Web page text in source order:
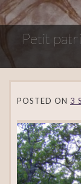
Petit
POSTED ON 3